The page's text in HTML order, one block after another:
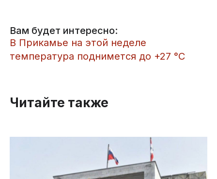
Вам будет интересно:
В Прикамье на этой неделе
температура поднимется до +27 °С
Читайте также